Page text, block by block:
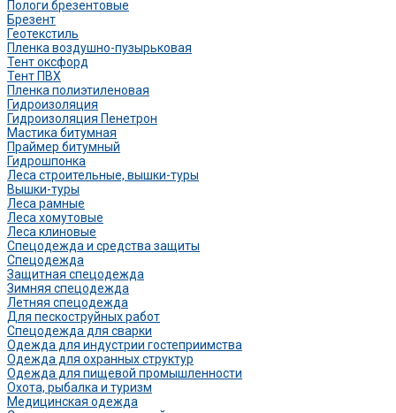
Пологи брезентовые
Брезент
Геотекстиль
Пленка воздушно-пузырьковая
Тент оксфорд
Тент ПВХ
Пленка полиэтиленовая
Гидроизоляция
Гидроизоляция Пенетрон
Мастика битумная
Праймер битумный
Гидрошпонка
Леса строительные, вышки-туры
Вышки-туры
Леса рамные
Леса хомутовые
Леса клиновые
Спецодежда и средства защиты
Спецодежда
Защитная спецодежда
Зимняя спецодежда
Летняя спецодежда
Для пескоструйных работ
Спецодежда для сварки
Одежда для индустрии гостеприимства
Одежда для охранных структур
Одежда для пищевой промышленности
Охота, рыбалка и туризм
Медицинская одежда